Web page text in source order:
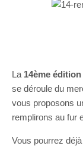
La 14ème
se déroule du
vous proposons
remplirons au fur
Vous pourrez